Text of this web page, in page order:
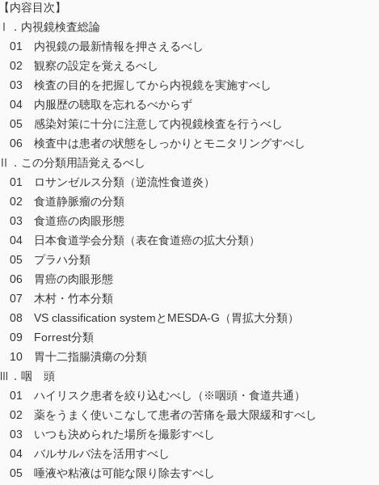
【内容目次】
Ⅰ．内視鏡検査総論
01 内視鏡の最新情報を押さえるべし
02 観察の設定を覚えるべし
03 検査の目的を把握してから内視鏡を実施すべし
04 内服歴の聴取を忘れるべからず
05 感染対策に十分に注意して内視鏡検査を行うべし
06 検査中は患者の状態をしっかりとモニタリングすべし
Ⅱ．この分類用語覚えるべし
01 ロサンゼルス分類（逆流性食道炎）
02 食道静脈瘤の分類
03 食道癌の肉眼形態
04 日本食道学会分類（表在食道癌の拡大分類）
05 プラハ分類
06 胃癌の肉眼形態
07 木村・竹本分類
08 VS classification systemとMESDA-G（胃拡大分類）
09 Forrest分類
10 胃十二指腸潰瘍の分類
Ⅲ．咽 頭
01 ハイリスク患者を絞り込むべし（※咽頭・食道共通）
02 薬をうまく使いこなして患者の苦痛を最大限緩和すべし
03 いつも決められた場所を撮影すべし
04 バルサルバ法を活用すべし
05 唾液や粘液は可能な限り除去すべし